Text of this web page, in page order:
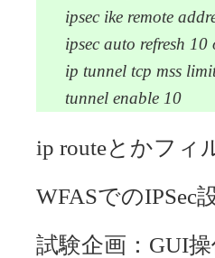
ipsec ike remote
ipsec auto refresh 10
ip tunnel tcp mss
tunnel enable 10
ip routeとかフィ
WFASでのIPSec
試験企画：GUI